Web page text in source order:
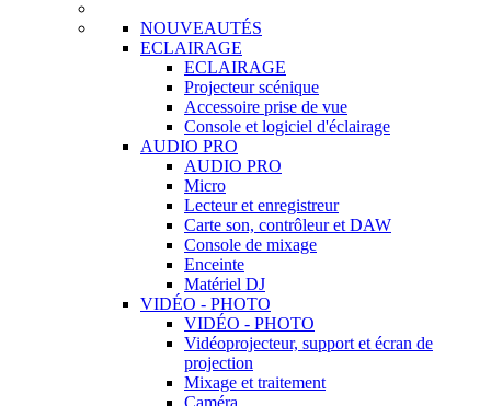
NOUVEAUTÉS
ECLAIRAGE
ECLAIRAGE
Projecteur scénique
Accessoire prise de vue
Console et logiciel d'éclairage
AUDIO PRO
AUDIO PRO
Micro
Lecteur et enregistreur
Carte son, contrôleur et DAW
Console de mixage
Enceinte
Matériel DJ
VIDÉO - PHOTO
VIDÉO - PHOTO
Vidéoprojecteur, support et écran de
projection
Mixage et traitement